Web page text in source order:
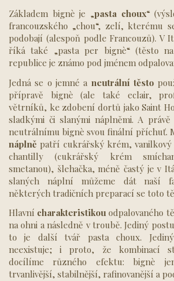
Základem bignè je „pasta choux“
francouzského „chou“, zelí, kterému
podobají (alespoň podle Francouzů). V
říká také „pasta per bignè“ (těsto
republice je známo pod jménem
Jedná se o jemné a neutrální těsto
přípravě bignè (ale také eclair,
větrníků, ke zdobení dortů jako Saint
sladkými či slanými náplněmi. A
neutrálnímu bignè svou finální příchuť.
náplně patří cukrářský krém, vanilkový
chantilly (cukrářský krém
smetanou), šlehačka, méně častý je v
slaných náplní můžeme dát naší
některých tradičních preparací se toto
Hlavní charakteristikou odpalovaného
na ohni a následně v troubě. Jediný
to je další tvář pasta choux.
neexistuje; i proto, že kombinací
docílíme různého efektu: bignè
trvanlivější, stabilnější, rafinovanější a